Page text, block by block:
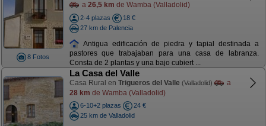
8 Fotos
a 26,5 km de Wamba (Valladolid)
2-4 plazas
18 €
27 km de Palencia
Antigua edificación de piedra y tapial destinada a
pastores que trabajaban para una casa de labranza.
Consta de 2 plantas y una bajo cubiert ...
La Casa del Valle
Casa Rural en Trigueros del Valle (Valladolid)
a
28 km de Wamba (Valladolid)
6-10+2 plazas
24 €
25 km de Valladolid